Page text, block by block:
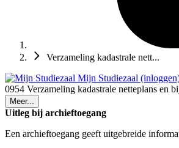
Verzameling kadastrale nett...
Mijn Studiezaal
0954 Verzameling kadastrale netteplans en
Meer...
Uitleg bij archieftoegang
Een archieftoegang geeft uitgebreide